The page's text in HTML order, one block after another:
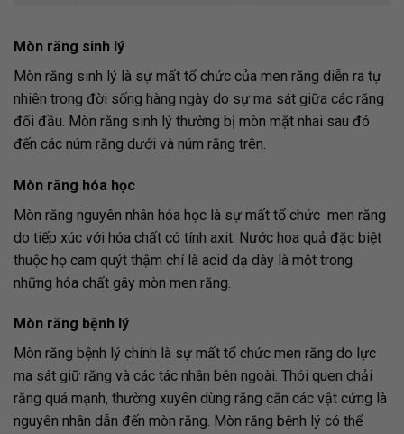
Mòn răng sinh lý
Mòn răng sinh lý là sự mất tổ chức của men răng diễn ra tự
nhiên trong đời sống hàng ngày do sự ma sát giữa các răng
đối đầu. Mòn răng sinh lý thường bị mòn mặt nhai sau đó
đến các núm răng dưới và núm răng trên.
Mòn răng hóa học
Mòn răng nguyên nhân hóa học là sự mất tổ chức men răng
do tiếp xúc với hóa chất có tính axit. Nước hoa quả đặc biệt
thuộc họ cam quýt thậm chí là acid dạ dày là một trong
những hóa chất gây mòn men răng.
Mòn răng bệnh lý
Mòn răng bệnh lý chính là sự mất tổ chức men răng do lực
ma sát giữ răng và các tác nhân bên ngoài. Thói quen chải
răng quá mạnh, thường xuyên dùng răng cắn các vật cứng là
nguyên nhân dẫn đến mòn răng. Mòn răng bệnh lý có thể